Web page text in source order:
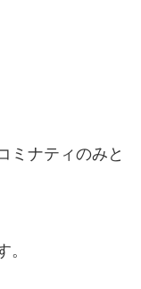
ミナティのみと
。